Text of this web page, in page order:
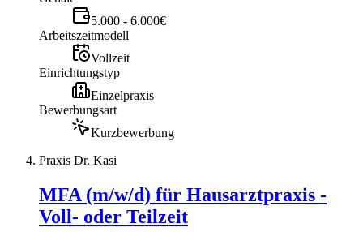
5.000 - 6.000€
Arbeitszeitmodell
Vollzeit
Einrichtungstyp
Einzelpraxis
Bewerbungsart
Kurzbewerbung
Praxis Dr. Kasi
MFA (m/w/d) für Hausarztpraxis -
Voll- oder Teilzeit